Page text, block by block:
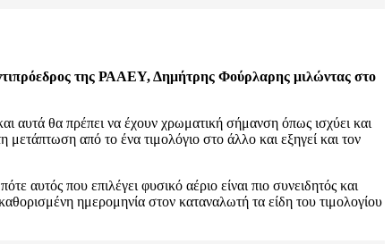
της ΡΑΑΕΥ, Δημήτρης Φούρλαρης μιλώντας στο
αυτά θα πρέπει να έχουν χρωματική σήμανση όπως ισχύει και
μετάπτωση από το ένα τιμολόγιο στο άλλο και εξηγεί και τον
αυτός που επιλέγει φυσικό αέριο είναι πιο συνειδητός και
ημερομηνία στον καταναλωτή τα είδη του τιμολογίου